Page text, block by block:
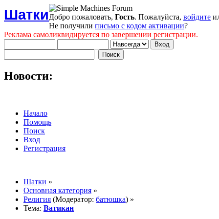
ШаткиДобро пожаловать, Гость. Пожалуйста, войдите
Не получили письмо с кодом активации?
Реклама самоликвидируется по завершении регистрации.
Новости:
Начало
Помощь
Поиск
Вход
Регистрация
Шатки »
Основная категория »
Религия (Модератор: батюшка) »
Тема: Ватикан